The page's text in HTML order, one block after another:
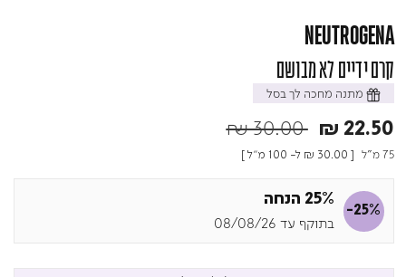
NEUTROGENA
קרם ידיים לא מבושם
מתנה מחכה לך בסל
Price reduced from
₪ 30.00to₪ 22.50
75 מ"ל [
₪ 30.00 ל- 100 מ"ל ]
-25%
25% הנחה
בתוקף עד 08/08/26